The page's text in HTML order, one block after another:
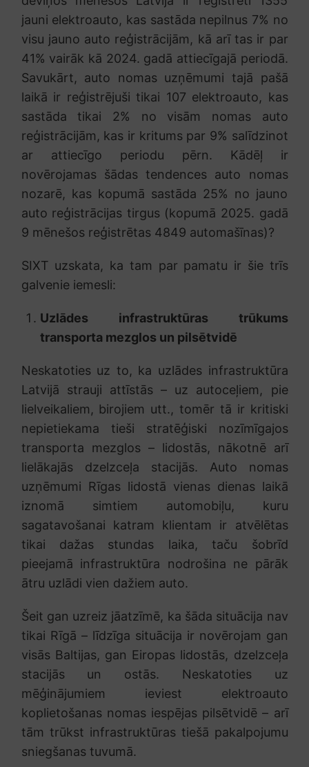
jauni elektroauto, kas sastāda nepilnus 7% no
visu jauno auto reģistrācijām, kā arī tas ir par
41% vairāk kā 2024. gadā attiecīgajā periodā.
Savukārt, auto nomas uzņēmumi tajā pašā
laikā ir reģistrējuši tikai 107 elektroauto, kas
sastāda tikai 2% no visām nomas auto
reģistrācijām, kas ir kritums par 9% salīdzinot
ar attiecīgo periodu pērn. Kādēļ ir
novērojamas šādas tendences auto nomas
nozarē, kas kopumā sastāda 25% no jauno
auto reģistrācijas tirgus (kopumā 2025. gadā
9 mēnešos reģistrētas 4849 automašīnas)?
SIXT uzskata, ka tam par pamatu ir šie trīs
galvenie iemesli:
Uzlādes infrastruktūras trūkums
transporta mezglos un pilsētvidē
Neskatoties uz to, ka uzlādes infrastruktūra
Latvijā strauji attīstās – uz autoceļiem, pie
lielveikaliem, birojiem utt., tomēr tā ir kritiski
nepietiekama tieši stratēģiski nozīmīgajos
transporta mezglos – lidostās, nākotnē arī
lielākajās dzelzceļa stacijās. Auto nomas
uzņēmumi Rīgas lidostā vienas dienas laikā
iznomā simtiem automobiļu, kuru
sagatavošanai katram klientam ir atvēlētas
tikai dažas stundas laika, taču šobrīd
pieejamā infrastruktūra nodrošina ne pārāk
ātru uzlādi vien dažiem auto.
Šeit gan uzreiz jāatzīmē, ka šāda situācija nav
tikai Rīgā – līdzīga situācija ir novērojam gan
visās Baltijas, gan Eiropas lidostās, dzelzceļa
stacijās un ostās. Neskatoties uz
mēģinājumiem ieviest elektroauto
koplietošanas nomas iespējas pilsētvidē – arī
tām trūkst infrastruktūras tiešā pakalpojumu
sniegšanas tuvumā.